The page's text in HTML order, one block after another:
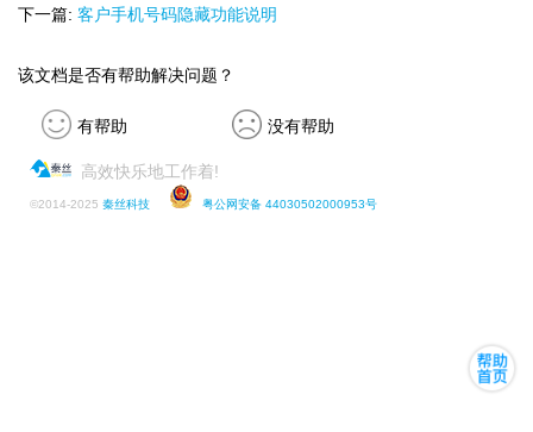
下一篇: 客户手机号码隐藏功能说明
该文档是否有帮助解决问题？
有帮助 没有帮助
高效快乐地工作着!
©2014-2025 秦丝科技 粤公网安备 44030502000953号